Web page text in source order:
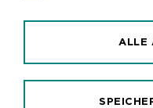
ALLE
Metropole Ruhr